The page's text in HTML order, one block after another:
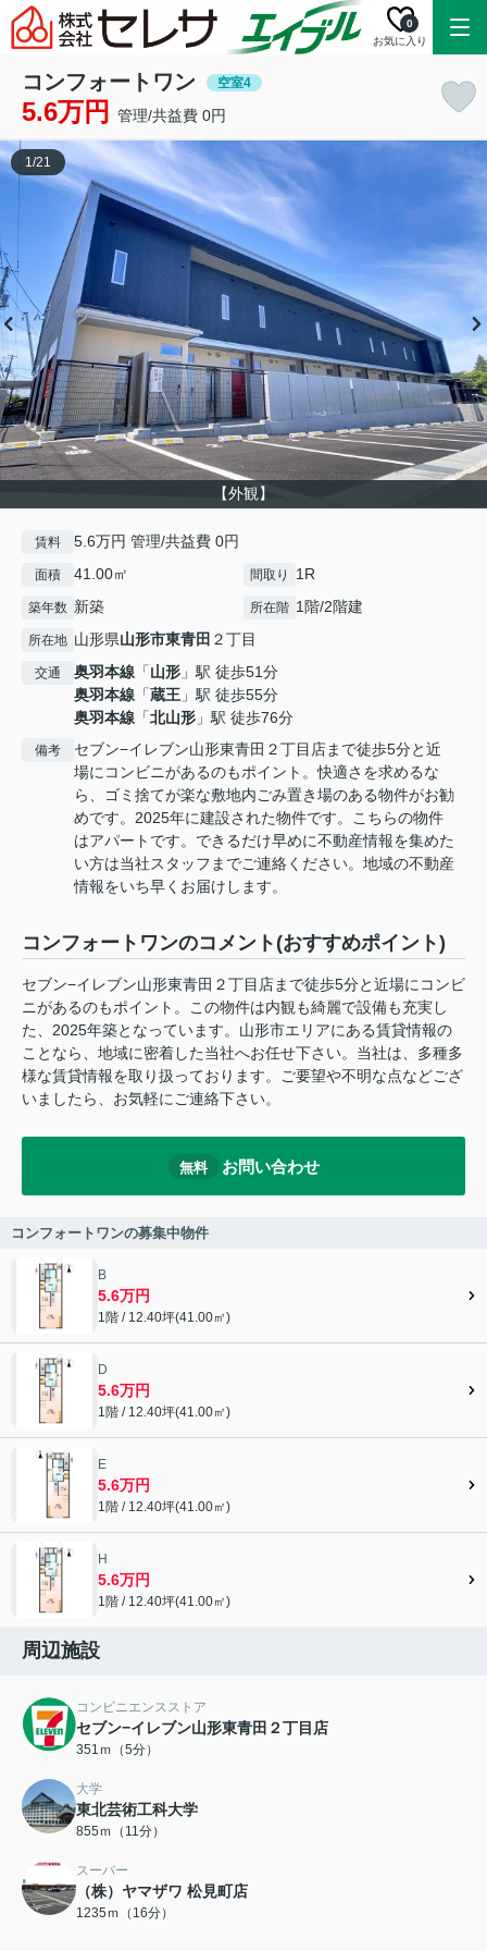
お気に入り
0
コンフォートワン 空室4
5.6万円 管理/共益費 0円
【外観】
1/21
賃料 5.6万円 管理/共益費 0円
面積 41.00㎡ 間取り 1R
築年数 新築 所在階 1階/2階建
所在地 山形県山形市東青田 ２丁目
交通 奥羽本線 「山形 」駅 徒歩51分
奥羽本線 「蔵王 」駅 徒歩55分
奥羽本線 「北山形 」駅 徒歩76分
備考
セブン−イレブン山形東青田２丁目店まで徒歩5分と近
場にコンビニがあるのもポイント。快適さを求めるな
ら、ゴミ捨てが楽な敷地内ごみ置き場のある物件がお勧
めです。2025年に建設された物件です。こちらの物件
はアパートです。できるだけ早めに不動産情報を集めた
い方は当社スタッフまでご連絡ください。地域の不動産
情報をいち早くお届けします。
コンフォートワンのコメント(おすすめポイント)
セブン−イレブン山形東青田２丁目店まで徒歩5分と近場にコンビ
ニがあるのもポイント。この物件は内観も綺麗で設備も充実し
た、2025年築となっています。山形市エリアにある賃貸情報の
ことなら、地域に密着した当社へお任せ下さい。当社は、多種多
様な賃貸情報を取り扱っております。ご要望や不明な点などござ
いましたら、お気軽にご連絡下さい。
無料 お問い合わせ
コンフォートワンの募集中物件
B
5.6万円
1階 / 12.40坪(41.00㎡)
D
5.6万円
1階 / 12.40坪(41.00㎡)
E
5.6万円
1階 / 12.40坪(41.00㎡)
H
5.6万円
1階 / 12.40坪(41.00㎡)
周辺施設
コンビニエンスストア
セブン−イレブン山形東青田２丁目店
351ｍ（5分）
大学
東北芸術工科大学
855ｍ（11分）
スーパー
（株）ヤマザワ 松見町店
1235ｍ（16分）